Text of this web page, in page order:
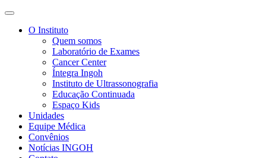
O Instituto
Quem somos
Laboratório de Exames
Cancer Center
Íntegra Ingoh
Instituto de Ultrassonografia
Educação Continuada
Espaço Kids
Unidades
Equipe Médica
Convênios
Notícias INGOH